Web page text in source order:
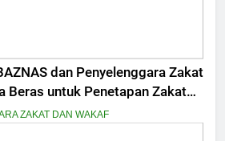
dan Penyelenggara Zakat
Beras untuk Penetapan Zakat
ZAKAT DAN WAKAF